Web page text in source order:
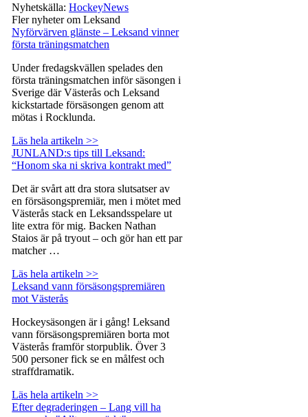
Nyhetskälla:HockeyNews
Fler nyheter om Leksand
Nyförvärven glänste – Leksand vinner
första träningsmatchen
Under fredagskvällen spelades den
första träningsmatchen inför säsongen i
Sverige där Västerås och Leksand
kickstartade försäsongen genom att
mötas i Rocklunda.
Läs hela artikeln >>
JUNLAND:s tips till Leksand:
“Honom ska ni skriva kontrakt med”
Det är svårt att dra stora slutsatser av
en försäsongspremiär, men i mötet med
Västerås stack en Leksandsspelare ut
lite extra för mig. Backen Nathan
Staios är på tryout – och gör han ett par
matcher …
Läs hela artikeln >>
Leksand vann försäsongspremiären
mot Västerås
Hockeysäsongen är i gång! Leksand
vann försäsongspremiären borta mot
Västerås framför storpublik. Över 3
500 personer fick se en målfest och
straffdramatik.
Läs hela artikeln >>
Efter degraderingen – Lang vill ha